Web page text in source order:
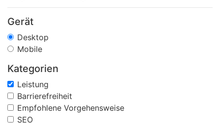
Gerät
Desktop
Mobile
Kategorien
Leistung
Barrierefreiheit
Empfohlene Vorgehensweise
SEO